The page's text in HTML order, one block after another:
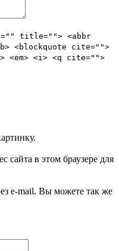
title=""> <abbr
<blockquote cite="">
<em> <i> <q cite="">
сайта в этом браузере для
e-mail. Вы можете так же